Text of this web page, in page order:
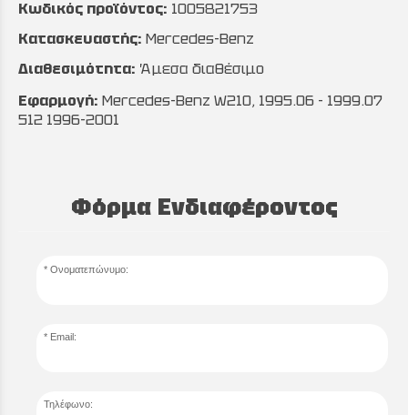
Κωδικός προϊόντος: 1005821753
Κατασκευαστής: Mercedes-Benz
Διαθεσιμότητα: Άμεσα διαθέσιμο
Εφαρμογή: Mercedes-Benz W210, 1995.06 - 1999.07
512 1996-2001
Φόρμα Ενδιαφέροντος
Ονοματεπώνυμο:
Email:
Τηλέφωνο: